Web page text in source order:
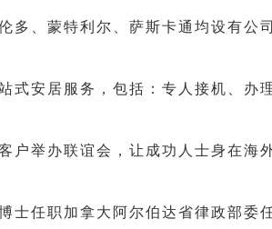
多、蒙特利尔、萨斯卡通均设有公
式安居服务，包括：专人接机、办
户举办联谊会，让成功人士身在海
士任职加拿大阿尔伯达省律政部委